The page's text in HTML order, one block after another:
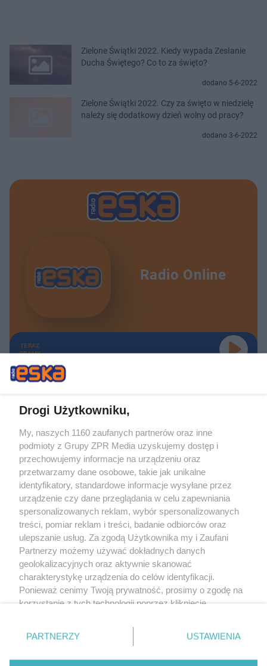
Zielone Świątki 2022. Kiedy wypada Zesłanie
Ducha Świętego? Co to za święto?
dodano 5-6-2022
Zielone Świątki 2022. Czy za święto w niedzielę
należy się dodatkowy dzień wolny od pracy?
dodano 3-6-2022
Radio Online
TERAZ
GRAMY
Żaden utwór zamieszczony w serwisie nie może być powielany i
rozpowszechniany lub dalej rozpowszechniany w jakikolwiek sposób (w
tym także elektroniczny lub mechaniczny) na jakimkolwiek polu
eksploatacji w jakiejkolwiek formie, włącznie z umieszczaniem w Internecie
bez pisemnej zgody właściciela praw. Jakiekolwiek użycie lub
wykorzystanie utworów w całości lub w części z naruszeniem prawa, tzn.
bez właściwej zgody, jest zabronione pod groźbą kary i może być ścigane
prawnie.
O nas
Drogi Użytkowniku,
My, naszych 1160 zaufanych partnerów oraz inne
podmioty z Grupy ZPR Media uzyskujemy dostęp i
przechowujemy informacje na urządzeniu oraz
przetwarzamy dane osobowe, takie jak unikalne
identyfikatory, standardowe informacje wysyłane przez
urządzenie czy dane przeglądania w celu zapewniania
spersonalizowanych reklam, wybór spersonalizowanych
treści, pomiar reklam i treści, badanie odbiorców oraz
ulepszanie usług. Za zgodą Użytkownika my i Zaufani
Partnerzy możemy używać dokładnych danych
geolokalizacyjnych oraz aktywnie skanować
charakterystykę urządzenia do celów identyfikacji.
Ponieważ cenimy Twoją prywatność, prosimy o zgodę na
korzystanie z tych technologii poprzez kliknięcie
zmienić/wycofać klikając przycisk ustawień prywatności
znajdujący się w lewym dolnym rogu strony
rodzaje przetwarzania danych nie wymagają zgody
PARTNERZY USTAWIENIA